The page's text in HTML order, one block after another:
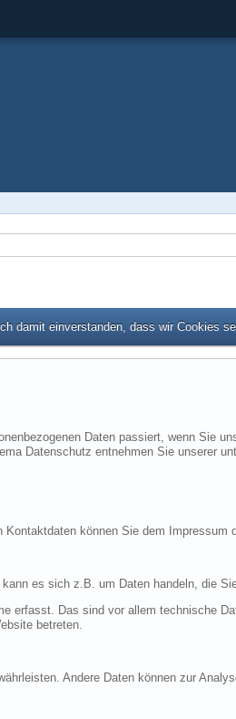
damit einverstanden, dass wir Cookies
Daten passiert, wenn Sie
Datenschutz entnehmen Sie unserer
können Sie dem Impressum
es sich z.B. um Daten handeln, die
erfasst. Das sind vor allem technische
betreten.
Andere Daten können zur